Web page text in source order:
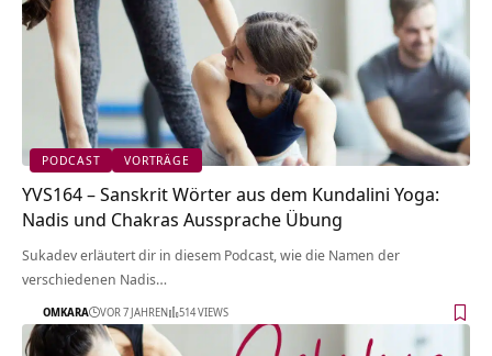
PODCAST VORTRÄGE
YVS164 – Sanskrit Wörter aus dem Kundalini Yoga:
Nadis und Chakras Aussprache Übung
Sukadev erläutert dir in diesem Podcast, wie die Namen der
verschiedenen Nadis…
OMKARA VOR 7 JAHREN 514 VIEWS